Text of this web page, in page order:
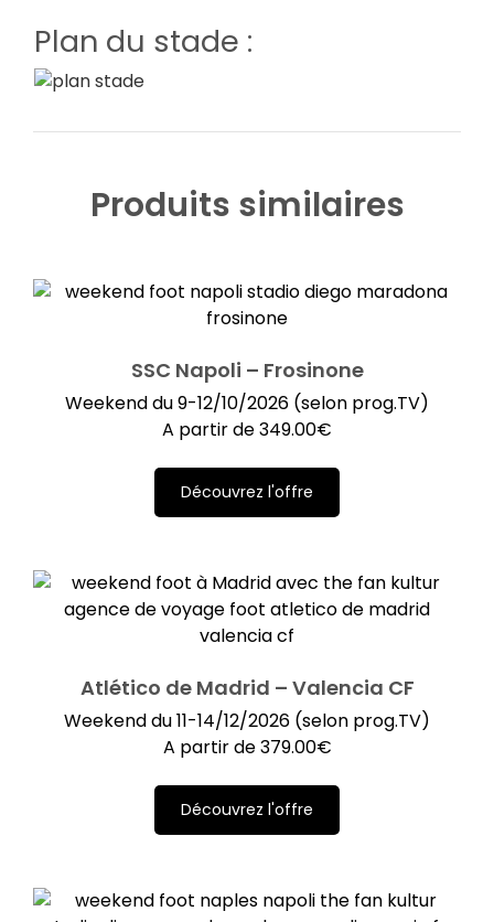
Plan du stade :
Produits similaires
SSC Napoli – Frosinone
Weekend du 9-12/10/2026 (selon prog.TV)
A partir de349.00€
Découvrez l'offre
Atlético de Madrid – Valencia CF
Weekend du 11-14/12/2026 (selon prog.TV)
A partir de379.00€
Découvrez l'offre